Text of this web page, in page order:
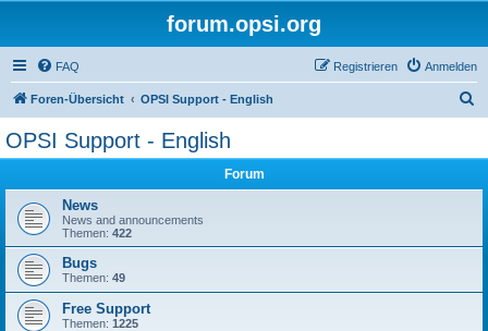
forum.opsi.org
FAQ Anmelden
Registrieren
Foren-Übersicht OPSI Support - English
OPSI Support - English
Forum
News
News and announcements
Themen: 422
Bugs
Themen: 49
Free Support
Themen: 1225